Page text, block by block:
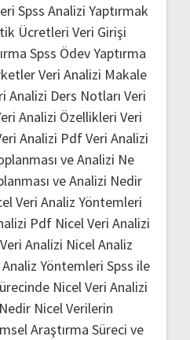
Spss Analizi Yaptırmak
Ücretleri Veri Girişi
Spss Ödev Yaptırma
Veri Analizi Makale
Analizi Ders Notları Veri
Analizi Özellikleri Veri
Analizi PdfVeri Analizi
ve Analizi Ne
ve Analizi Nedir
Veri Analiz Yöntemleri
Pdf Nicel Veri Analizi
Analizi Nicel Analiz
Yöntemleri Spss ile
Nicel Veri Analizi
Nicel Verilerin
Araştırma Süreci ve